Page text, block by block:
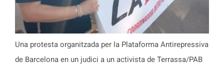
Una protesta organitzada per la Plataforma Antirepressiva
de Barcelona en un judici a un activista de Terrassa/PAB